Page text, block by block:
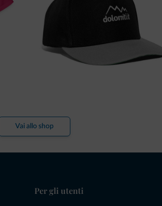
Vai allo shop
Per gli utenti